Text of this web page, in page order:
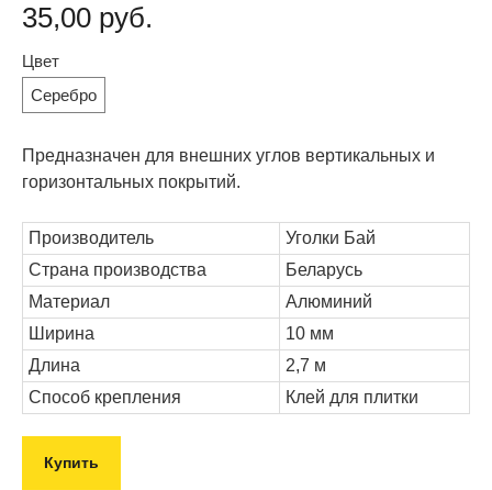
35,00 руб.
Цвет
Серебро
Предназначен для внешних углов вертикальных и
горизонтальных покрытий.
Производитель
Уголки Бай
Страна производства
Беларусь
Материал
Алюминий
Ширина
10 мм
Длина
2,7 м
Способ крепления
Клей для плитки
Купить